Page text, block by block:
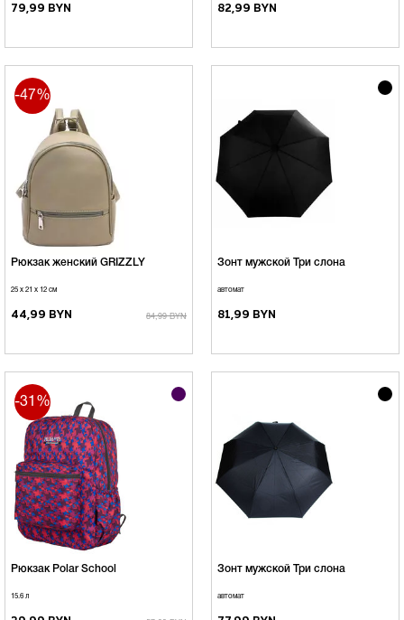
79,99 BYN 82,99 BYN
Рюкзак женский GRIZZLY
25 x 21 x 12 см
44,99 BYN 84,99 BYN
-47%
Зонт мужской Три слона
автомат
81,99 BYN
Рюкзак Polar School
15.6 л
-31%
Зонт мужской Три слона
автомат